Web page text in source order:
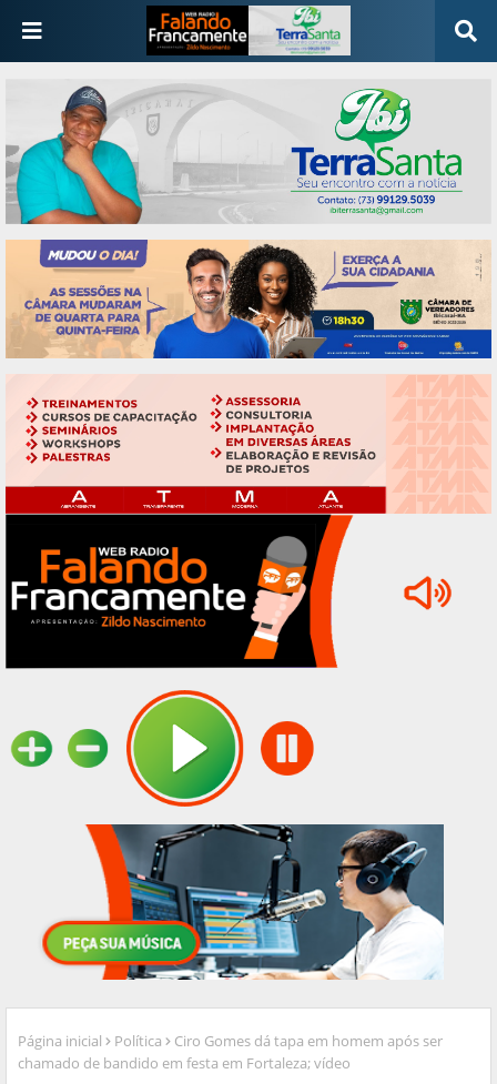
Página inicial Política
Ciro Gomes dá tapa em homem após ser
chamado de bandido em festa em Fortaleza; vídeo